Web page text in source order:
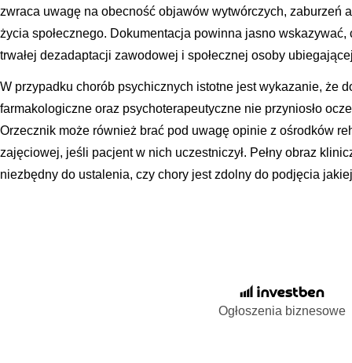
zwraca uwagę na obecność objawów wytwórczych, zaburzeń
życia społecznego. Dokumentacja powinna jasno
trwałej dezadaptacji zawodowej i społecznej osoby
W przypadku chorób psychicznych istotne jest wykazanie, że
farmakologiczne oraz psychoterapeutyczne nie przyniosło
Orzecznik może również brać pod uwagę opinie z ośrodków
zajęciowej, jeśli pacjent w nich uczestniczył. Pełny obraz
niezbędny do ustalenia, czy chory jest zdolny do podjęcia
Ogłoszenia biznesowe